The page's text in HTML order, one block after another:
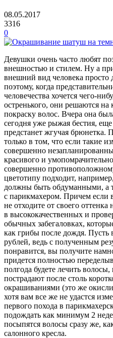
08.05.2017
3316
0
Девушки очень часто любят
внешностью и стилем. Ну а
внешний вид человека просто
поэтому, когда
человечества хочется чего-
остренького, они решаются
покраску волос. Вчера она
сегодня уже рыжая бестия,
предстанет жгучая брюнетка.
только в том, что если такие
совершенно
красивого и
совершенно
цветотипу подходит,
должны быть обдуманными, а
с парикмахером. Причем если
не отходите от своего
в высококачественных и
обычных забегаловках,
как грибы после дождя. Пусть
рублей, ведь с полученным
понравится, вы получите
придется полностью
полгода будете лечить
пострадают после столь
окрашиваниями (это же
хотя вам все же не удастся
первого похода в
подождать как минимум 2
посыпятся волосы сразу же,
салонного кресла.